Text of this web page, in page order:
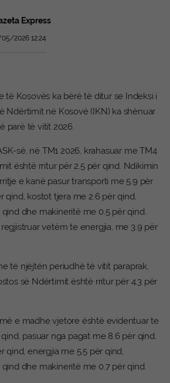
Express
2026 12:24
të Kosovës ka bërë të ditur se Indeksi i
Ndërtimit në Kosovë (IKN) ka shënuar
parë të vitit 2026.
së, në TM1 2026, krahasuar me TM4
është rritur për 2.5 për qind. Ndikimin
e kanë pasur transporti me 5.9 për
qind, kostot tjera me 2.6 për qind,
dhe makineritë me 0.5 për qind.
vetëm te energjia, me 3.9 për
të njëjtën periudhë të vitit paraprak,
së Ndërtimit është rritur për 4.3 për
e madhe vjetore është evidentuar te
pasuar nga pagat me 8.6 për qind,
qind, energjia me 5.5 për qind,
dhe makineritë me 0.7 për qind.